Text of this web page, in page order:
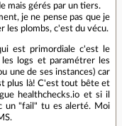
mais gérés par un tiers.
je ne pense pas que je
les plombs, c'est du vécu.
est primordiale c'est le
logs et paramétrer les
une de ses instances) car
plus là! C'est tout bête et
healthchecks.io et si il
un "fail" tu es alerté. Moi